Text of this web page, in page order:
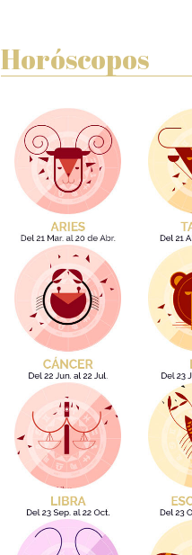
Horóscopos